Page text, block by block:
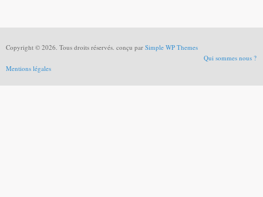
Copyright © 2026. Tous droits réservés. conçu par Simple WP Themes
Qui sommes nous ?
Mentions légales